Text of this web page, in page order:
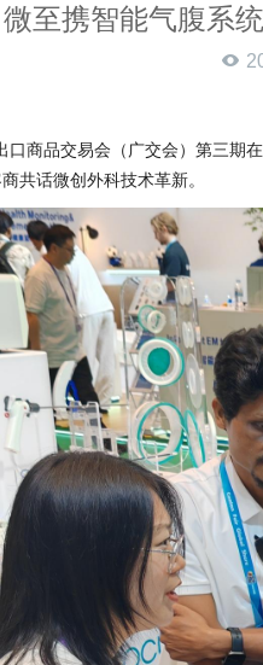
微至携智能气腹系
口商品交易会（广交会）第三
共话微创外科技术革新。